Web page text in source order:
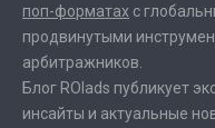
поп-форматах с
продвинутыми
арбитражников.
Блог ROIads публикует
инсайты и актуальные